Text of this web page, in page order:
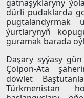
gatnaşyklaryny
dürli pudaklarda
pugtalandyrmak
ýurtlarynyň
guramak barada
Daşary syýasy
Çolpon-Ata
döwlet
Türkmenistan